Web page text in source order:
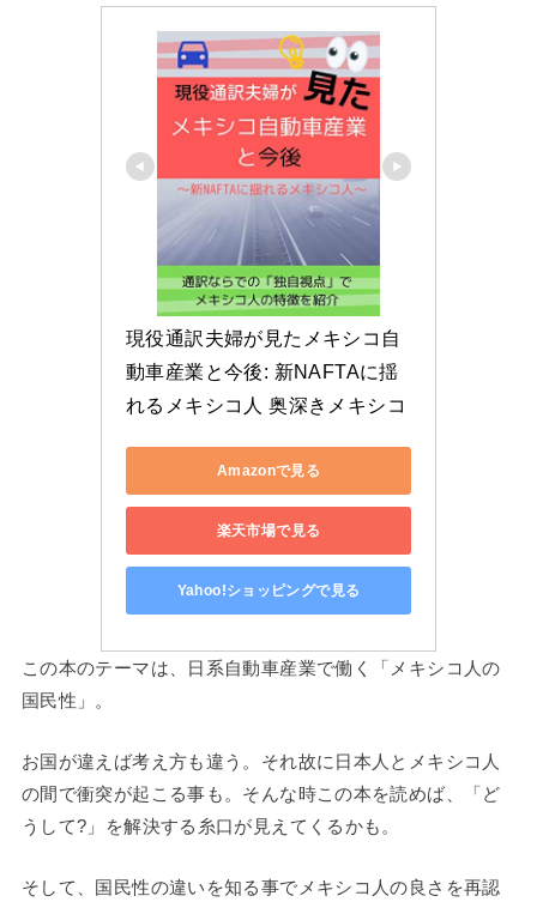
現役通訳夫婦が見たメキシコ自
動車産業と今後: 新NAFTAに揺
れるメキシコ人 奥深きメキシコ
Amazonで見る
楽天市場で見る
Yahoo!ショッピングで見る
この本のテーマは、日系自動車産業で働く「メキシコ人の
国民性」。
お国が違えば考え方も違う。それ故に日本人とメキシコ人
の間で衝突が起こる事も。そんな時この本を読めば、「ど
うして?」を解決する糸口が見えてくるかも。
そして、国民性の違いを知る事でメキシコ人の良さを再認